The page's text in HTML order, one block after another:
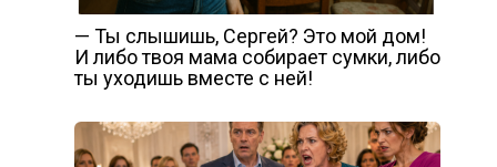
— Ты слышишь, Сергей? Это мой дом!
И либо твоя мама собирает сумки, либо
ты уходишь вместе с ней!